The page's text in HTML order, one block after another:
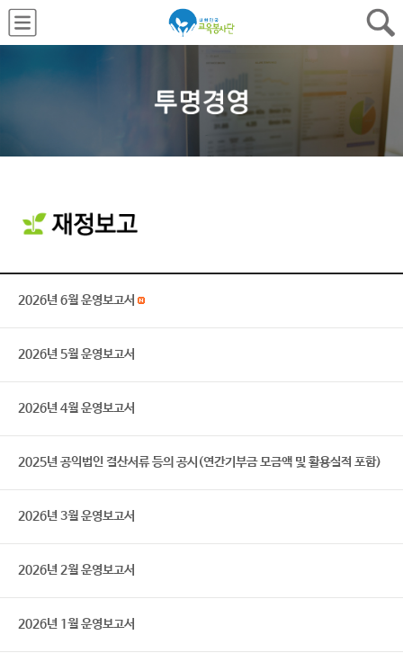
2026년 6월 운영보고서
2026년 5월 운영보고서
2026년 4월 운영보고서
2025년 공익법인 결산서류 등의 공시(연간기부금 모금액 및 활용실적 포함)
2026년 3월 운영보고서
2026년 2월 운영보고서
2026년 1월 운영보고서